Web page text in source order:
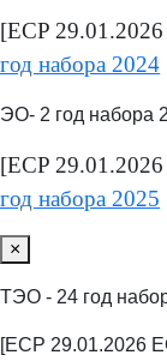
[ECP
год набора 2024
ЭО- 2 год набора
[ECP
год набора 2025
×
ТЭО - 24 год
[ECP 29.01.2026